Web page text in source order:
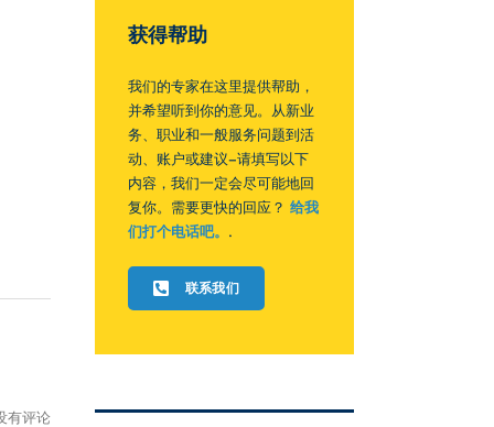
有评论
获得帮助
我们的专家在这里提供帮助，
并希望听到你的意见。从新业
务、职业和一般服务问题到活
动、账户或建议–请填写以下
内容，我们一定会尽可能地回
复你。需要更快的回应？ 给我
们打个电话吧。 .
联系我们